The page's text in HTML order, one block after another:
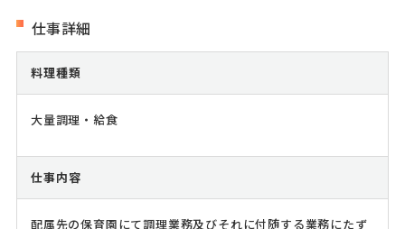
仕事詳細
料理種類
大量調理・給食
仕事内容
配属先の保育園にて調理業務及びそれに付随する業務にたず